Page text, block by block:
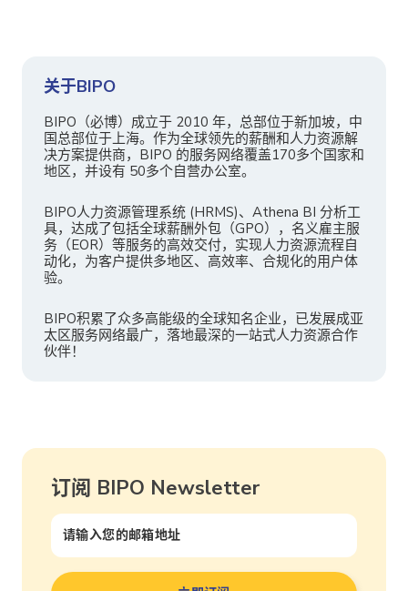
关于BIPO
BIPO（必博）成立于 2010 年，总部位于新加坡，中
国总部位于上海。作为全球领先的薪酬和人力资源解
决方案提供商，BIPO 的服务网络覆盖170多个国家和
地区，并设有 50多个自营办公室。
BIPO人力资源管理系统 (HRMS)、Athena BI 分析工
具，达成了包括全球薪酬外包（GPO），名义雇主服
务（EOR）等服务的高效交付，实现人力资源流程自
动化，为客户提供多地区、高效率、合规化的用户体
验。
BIPO积累了众多高能级的全球知名企业，已发展成亚
太区服务网络最广，落地最深的一站式人力资源合作
伙伴！
订阅 BIPO Newsletter